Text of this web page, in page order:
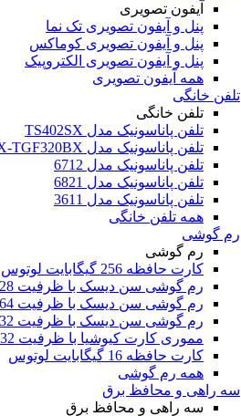
آیفون تصویری
پنل و آیفون تصویری تک نما
پنل و آیفون تصویری کوماکس
پنل و آیفون تصویری الکتروپیک
همه آیفون تصویری
تلفن خانگی
تلفن خانگی
تلفن پاناسونیک مدل TS402SX
تلفن پاناسونیک مدل KX-TGF320BX
تلفن پاناسونیک مدل 6712
تلفن پاناسونیک مدل 6821
تلفن پاناسونیک مدل 3611
همه تلفن خانگی
رم گوشی
رم گوشی
کارت حافظه 256 گیگابایت لوتوس
رم گوشی سن دیسک با ظرفیت 128 گیگ
رم گوشی سن دیسک با ظرفیت 64 گیگ
رم گوشی سن دیسک با ظرفیت 32 گیگ
مموری کارت کیوشیا با ظرفیت 32 گیگابایت
کارت حافظه 16 گیگابایت لوتوس
همه رم گوشی
سه راهی و محافظ برق
سه راهی و محافظ برق